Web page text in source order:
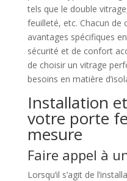
tels que le double
feuilleté, etc. Chacun de
avantages spécifiques
sécurité et de confort
de choisir un vitrage
besoins en matière
Installation
votre porte
mesure
Faire appel à
Lorsqu’il s’agit de